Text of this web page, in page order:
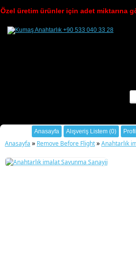
Özel üretim ürünler için adet miktarına
Anasayfa
Alışveriş Listem (0)
Anasayfa » Remove Before Flight»Anahtarlık